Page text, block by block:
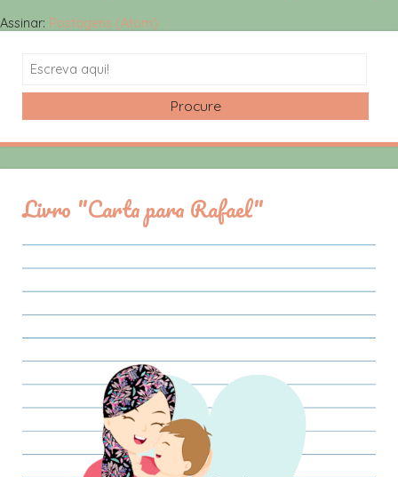
Assinar: Postagens (Atom)
Search
Livro "Carta para Rafael"